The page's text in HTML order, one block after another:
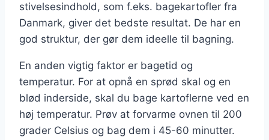
stivelsesindhold, som f.eks. bagekartofler fra
Danmark, giver det bedste resultat. De har en
god struktur, der gør dem ideelle til bagning.
En anden vigtig faktor er bagetid og
temperatur. For at opnå en sprød skal og en
blød inderside, skal du bage kartoflerne ved en
høj temperatur. Prøv at forvarme ovnen til 200
grader Celsius og bag dem i 45-60 minutter.